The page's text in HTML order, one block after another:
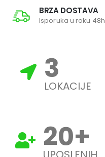
BRZA DOSTAVA
Isporuka u roku 48h
3
LOKACIJE
20+